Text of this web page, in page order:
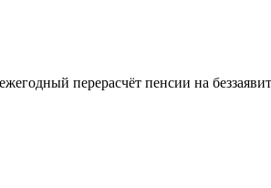
перерасчёт пенсии на